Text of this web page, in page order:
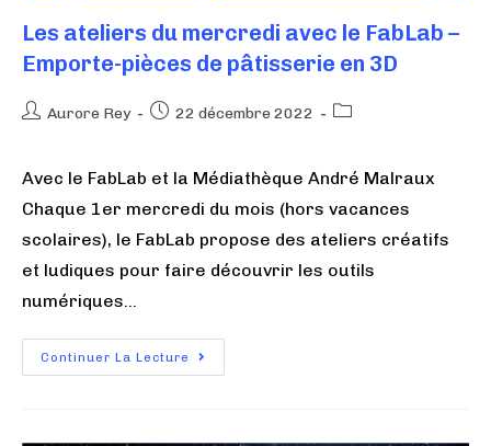
Les ateliers du mercredi avec le FabLab –
Emporte-pièces de pâtisserie en 3D
Aurore Rey 22 décembre 2022
Avec le FabLab et la Médiathèque André Malraux
Chaque 1er mercredi du mois (hors vacances
scolaires), le FabLab propose des ateliers créatifs
et ludiques pour faire découvrir les outils
numériques…
Continuer La Lecture